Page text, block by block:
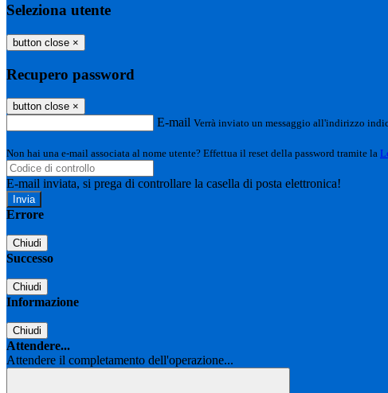
Seleziona utente
button close ×
Recupero password
button close ×
E-mail Verrà inviato un messaggio all'indirizzo
Non hai una e-mail associata al nome utente? Effettua il reset della password tramite la
E-mail inviata, si prega di controllare la casella di posta elettronica!
Errore
Chiudi
Successo
Chiudi
Informazione
Chiudi
Attendere...
Attendere il completamento dell'operazione...